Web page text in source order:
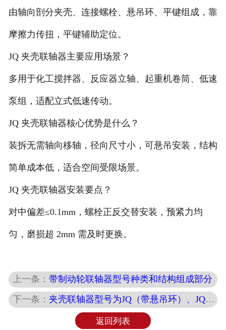
由轴向剖分夹壳、连接螺栓、悬吊环、平键组成，靠
摩擦力传扭，平键辅助定位。
JQ 夹壳联轴器主要应用场景？
多用于化工搅拌器、反应器立轴、起重机卷筒、低速
泵组，适配立式低速传动。
JQ 夹壳联轴器核心优势是什么？
装拆无需轴向移轴，径向尺寸小，可悬吊安装，结构
简单成本低，适合空间受限场景。
JQ 夹壳联轴器安装要点？
对中偏差≤0.1mm，螺栓正反交替安装，预紧力均
匀，磨损超 2mm 需及时更换。
上一条：带制动轮联轴器型号种类和结构组成部分
下一条：夹壳联轴器型号为JQ（带悬吊环）、JQW（无悬吊环立式）
返回列表